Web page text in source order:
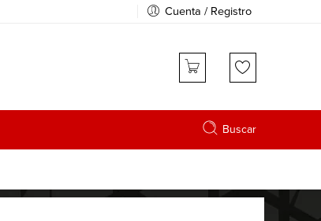
Cuenta / Registro
Buscar